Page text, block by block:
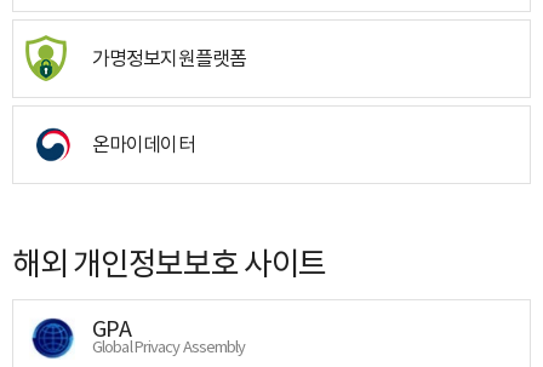
가명정보지원플랫폼
온마이데이터
해외 개인정보보호 사이트
GPA
Global Privacy Assembly